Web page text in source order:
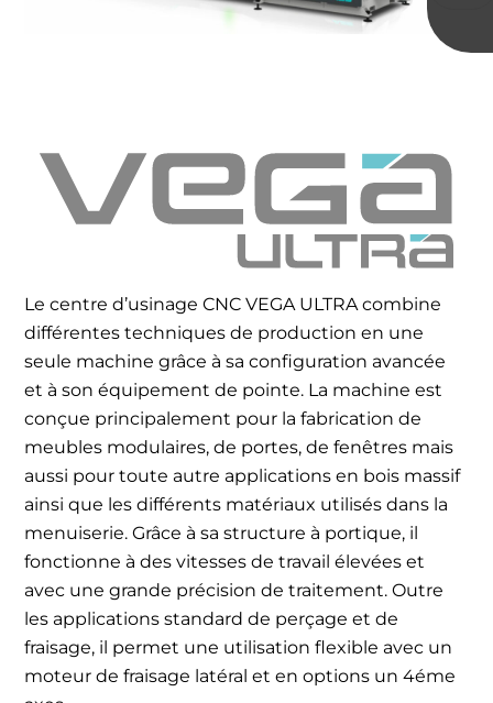
Le centre d’usinage CNC VEGA ULTRA combine
différentes techniques de production en une
seule machine grâce à sa configuration avancée
et à son équipement de pointe. La machine est
conçue principalement pour la fabrication de
meubles modulaires, de portes, de fenêtres mais
aussi pour toute autre applications en bois massif
ainsi que les différents matériaux utilisés dans la
menuiserie. Grâce à sa structure à portique, il
fonctionne à des vitesses de travail élevées et
avec une grande précision de traitement. Outre
les applications standard de perçage et de
fraisage, il permet une utilisation flexible avec un
moteur de fraisage latéral et en options un 4éme